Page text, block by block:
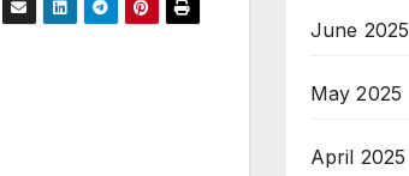
June 2025
May 2025
April 2025